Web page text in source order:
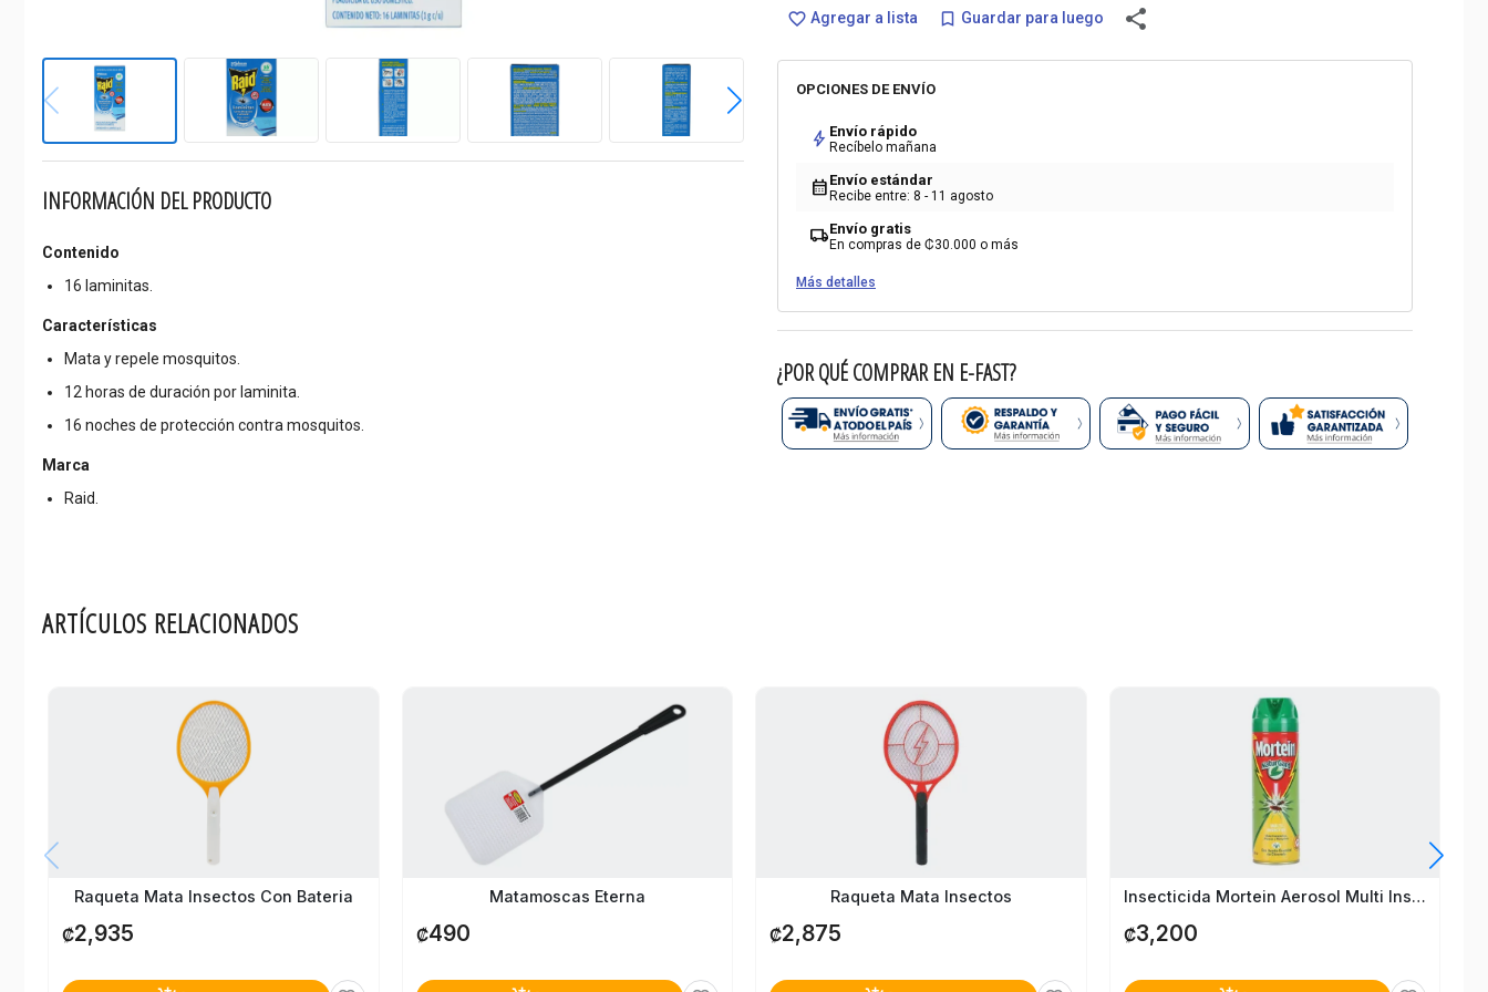
INFORMACIÓN DEL PRODUCTO
Contenido
16 laminitas.
Características
Mata y repele mosquitos.
12 horas de duración por laminita.
16 noches de protección contra mosquitos.
Marca
Raid.
favorite_border Agregar a lista bookmark_border Guardar para luego share
OPCIONES DE ENVÍO
bolt Envío rápido
Recíbelo mañana
calendar_month Envío estándar
Recibe entre: 8 - 11 agosto
local_shippingEnvío gratis
En compras de ₡30.000 o más
Más detalles
¿POR QUÉ COMPRAR EN E-FAST?
ARTÍCULOS RELACIONADOS
Raqueta Mata Insectos Con Bateria
₡2,935
Matamoscas Eterna
₡490
Raqueta Mata Insectos
₡2,875
Insecticida Mortein Aerosol Multi Insectos 300Ml
₡3,200